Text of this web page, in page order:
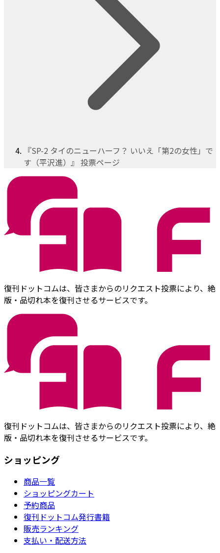
『SP-2 タイのニューハーフ？ いいえ「第2の女性」で
す（平沢進）』 投票ページ
復刊ドットコムは、皆さまからのリクエスト投票により、絶
版・品切れ本を復刊させるサービスです。
復刊ドットコムは、皆さまからのリクエスト投票により、絶
版・品切れ本を復刊させるサービスです。
ショッピング
商品一覧
ショッピングカート
予約商品
復刊ドットコム発行書籍
販売ランキング
支払い・配送方法